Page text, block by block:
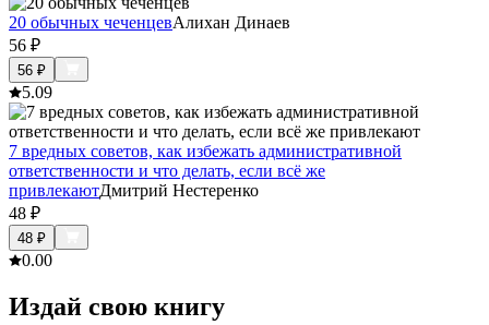
20 обычных чеченцевАлихан Динаев
56 ₽
56 ₽
5.09
7 вредных советов, как избежать административной
ответственности и что делать, если всё же
привлекаютДмитрий Нестеренко
48 ₽
48 ₽
0.00
Издай свою книгу